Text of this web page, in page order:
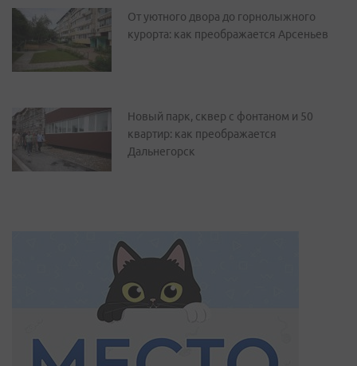
От уютного двора до горнолыжного
курорта: как преображается Арсеньев
Новый парк, сквер с фонтаном и 50
квартир: как преображается
Дальнегорск